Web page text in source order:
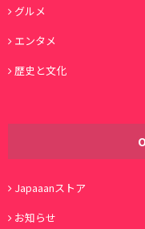
グルメ
エンタメ
歴史と文化
Japaaanストア
お知らせ